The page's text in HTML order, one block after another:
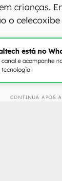
crianças.
o
está no
canal e acompanhe
tecnologia
CONTINUA APÓS